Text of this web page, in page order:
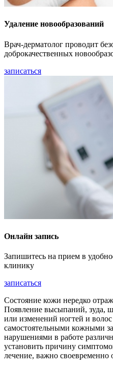
Удаление новообразований
Врач-дерматолог проводит
доброкачественных
записаться
Онлайн запись
Запишитесь на прием в
клинику
записаться
Состояние кожи нередко
Появление высыпаний, зуда,
или изменений ногтей и
самостоятельными кожными
нарушениями в работе
установить причину
лечение, важно своевременно